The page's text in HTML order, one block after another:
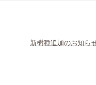
新樹種追加のお知ら